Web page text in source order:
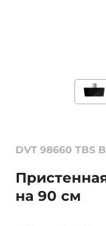
DVT 98660 TBS
на 90 см